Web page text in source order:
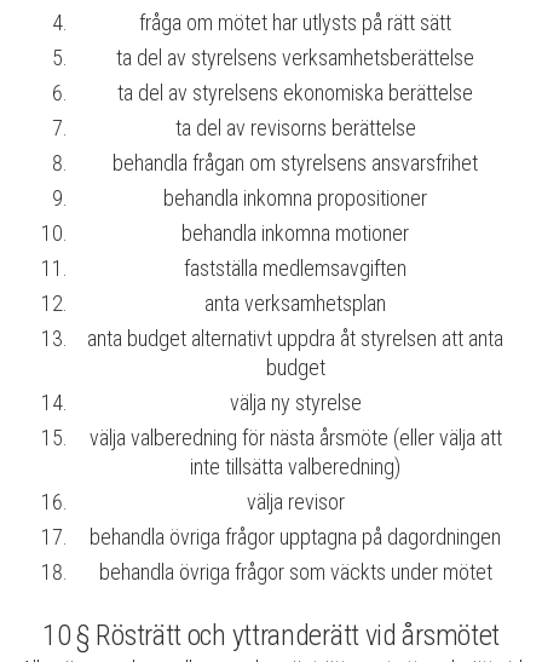
fråga om mötet har utlysts på rätt sätt
ta del av styrelsens verksamhetsberättelse
ta del av styrelsens ekonomiska berättelse
ta del av revisorns berättelse
behandla frågan om styrelsens ansvarsfrihet
behandla inkomna propositioner
behandla inkomna motioner
fastställa medlemsavgiften
anta verksamhetsplan
anta budget alternativt uppdra åt styrelsen att anta
budget
välja ny styrelse
välja valberedning för nästa årsmöte (eller välja att
inte tillsätta valberedning)
välja revisor
behandla övriga frågor upptagna på dagordningen
behandla övriga frågor som väckts under mötet
10 § Rösträtt och yttranderätt vid årsmötet